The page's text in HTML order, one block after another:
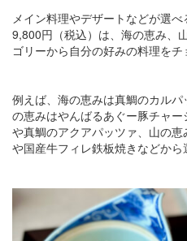
メイン料理やデザートなどが選べ
9,800円（税込）は、海の恵み、
ゴリーから自分の好みの料理をチ
例えば、海の恵みは真鯛のカル
の恵みはやんばるあぐー豚チャ
や真鯛のアクアパッツァ、山の
や国産牛フィレ鉄板焼きなどから